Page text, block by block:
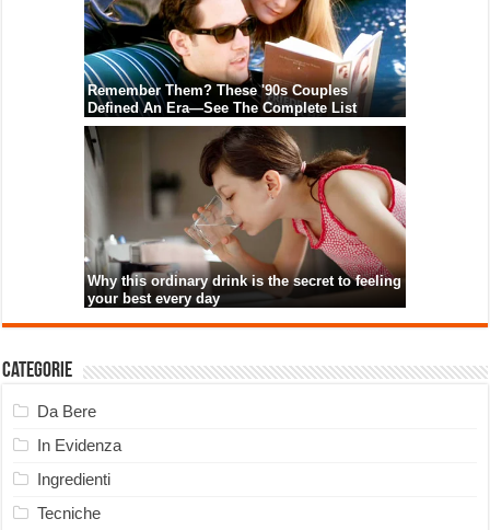
Categorie
Da Bere
In Evidenza
Ingredienti
Tecniche